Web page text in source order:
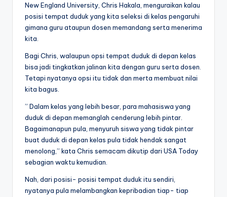
New England University, Chris Hakala, menguraikan kalau
posisi tempat duduk yang kita seleksi di kelas pengaruhi
gimana guru ataupun dosen memandang serta menerima
kita.
Bagi Chris, walaupun opsi tempat duduk di depan kelas
bisa jadi tingkatkan jalinan kita dengan guru serta dosen.
Tetapi nyatanya opsi itu tidak dan merta membuat nilai
kita bagus.
” Dalam kelas yang lebih besar, para mahasiswa yang
duduk di depan memanglah cenderung lebih pintar.
Bagaimanapun pula, menyuruh siswa yang tidak pintar
buat duduk di depan kelas pula tidak hendak sangat
menolong,” kata Chris semacam dikutip dari USA Today
sebagian waktu kemudian.
Nah, dari posisi- posisi tempat duduk itu sendiri,
nyatanya pula melambangkan kepribadian tiap- tiap